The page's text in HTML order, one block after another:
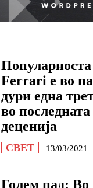
Fеrrаri е во
дури една
во последната
деценија
СВЕТ 13/03/2021
Голем пад: Во